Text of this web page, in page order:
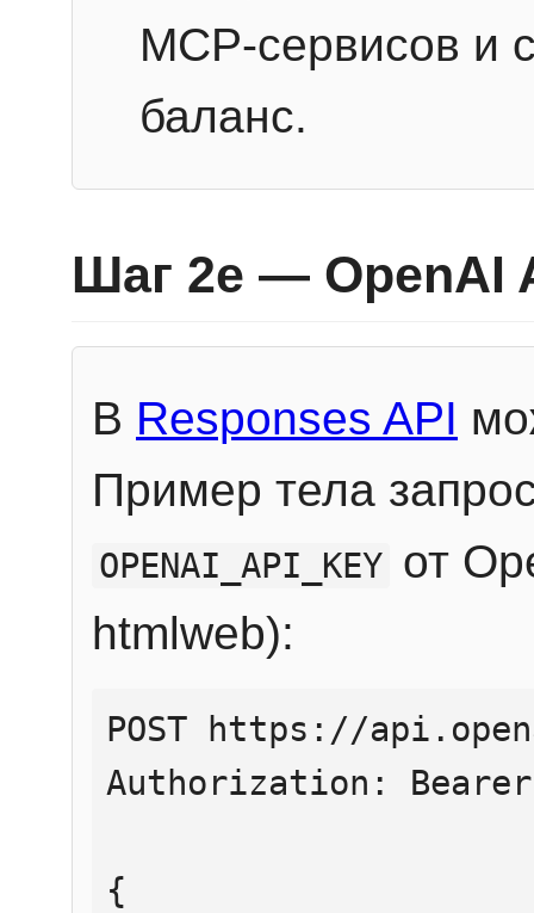
MCP-сервисов и
баланс.
Шаг 2e — OpenAI
В Responses API
Пример тела
OPENAI_API_KEY от
htmlweb):
POST https://
Authorization:
{